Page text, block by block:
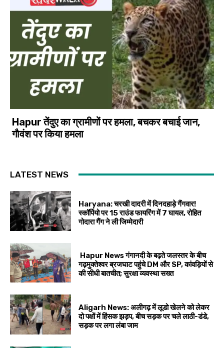
Hapur तेंदुए का ग्रामीणों पर हमला, बचकर बचाई जान,
गाैवंश पर किया हमला
LATEST NEWS
Haryana: चरखी दादरी में दिनदहाड़े गैंगवार!
स्कॉर्पियो पर 15 राउंड फायरिंग में 7 घायल, रोहित
गोदारा गैंग ने ली जिम्मेदारी
Hapur News गंगानदी के बढ़ते जलस्तर के बीच
गढ़मुक्तेश्वर ब्रजघाट पहुंचे DM और SP, कांवड़ियों से
की सीधी बातचीत; सुरक्षा व्यवस्था सख्त
Aligarh News: अलीगढ़ में लूडो खेलने को लेकर
दो पक्षों में हिंसक झड़प, बीच सड़क पर चले लाठी-डंडे,
सड़क पर लगा लंबा जाम